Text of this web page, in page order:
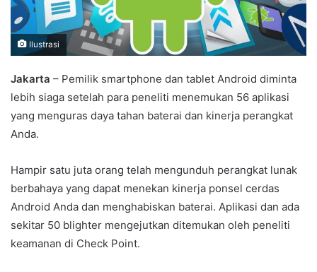
Ilustrasi
Jakarta – Pemilik smartphone dan tablet Android diminta
lebih siaga setelah para peneliti menemukan 56 aplikasi
yang menguras daya tahan baterai dan kinerja perangkat
Anda.
Hampir satu juta orang telah mengunduh perangkat lunak
berbahaya yang dapat menekan kinerja ponsel cerdas
Android Anda dan menghabiskan baterai. Aplikasi dan ada
sekitar 50 blighter mengejutkan ditemukan oleh peneliti
keamanan di Check Point.